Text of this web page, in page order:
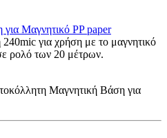
Μαγνητικό PP paper
για χρήση με το μαγνητικό
ρολό των 20 μέτρων.
Μαγνητική Βάση για